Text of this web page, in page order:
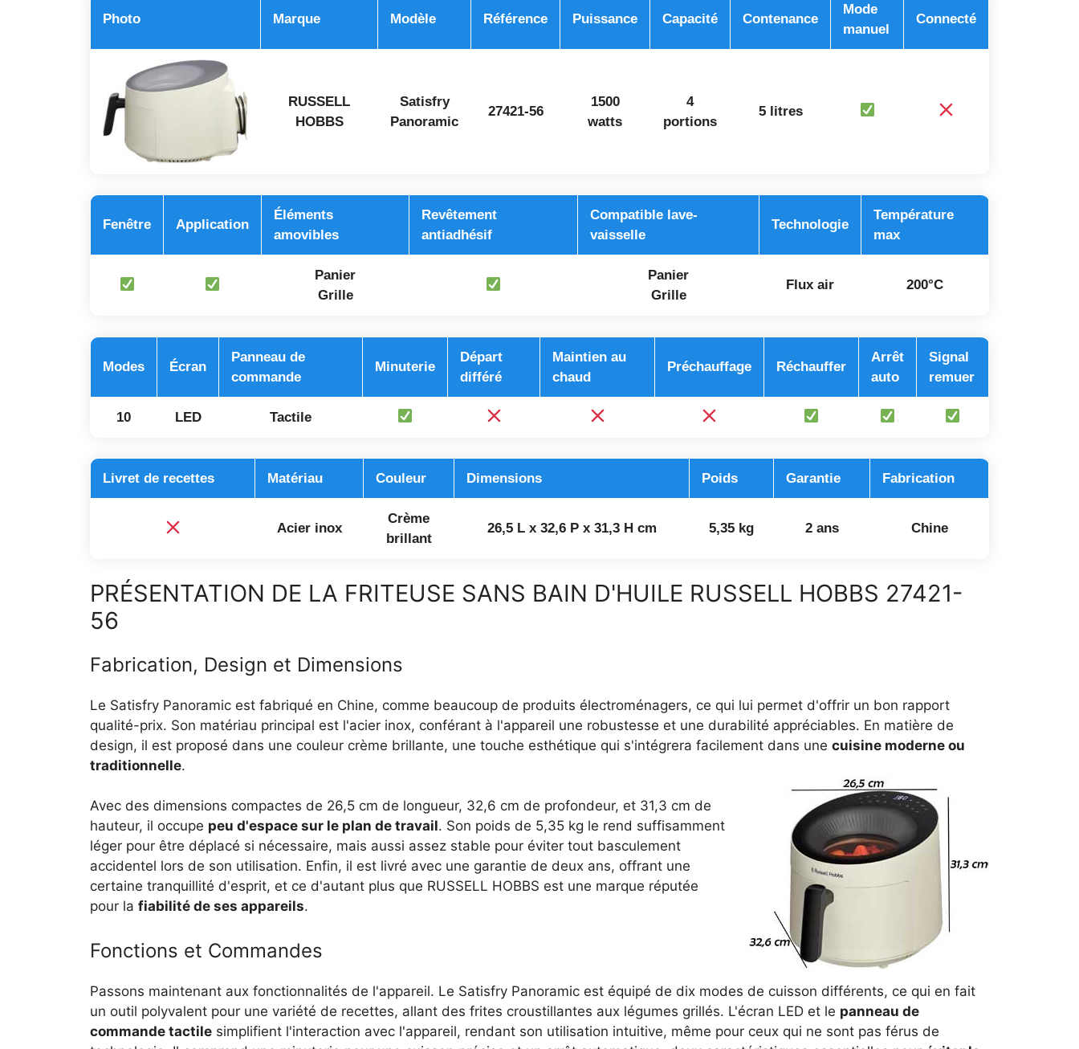
Photo Marque Modèle Référence Puissance Capacité Contenance
Mode
manuel
Connecté
RUSSELL
HOBBS
Satisfry
Panoramic
27421-56
1500
watts
4
portions
5 litres
Fenêtre Application
Éléments
amovibles
Revêtement
antiadhésif
Compatible lave-
vaisselle
Technologie
Température
max
Panier
Grille
Panier
Grille
Flux air 200°C
Modes Écran
Panneau de
commande
Minuterie
Départ
différé
Maintien au
chaud
Préchauffage Réchauffer
Arrêt
auto
Signal
remuer
10 LED Tactile
Livret de recettes Matériau Couleur Dimensions Poids Garantie Fabrication
Acier inox
Crème
brillant
26,5 L x 32,6 P x 31,3 H cm 5,35 kg 2 ans Chine
PRÉSENTATION DE LA FRITEUSE SANS BAIN D'HUILE RUSSELL HOBBS 27421-
56
Fabrication, Design et Dimensions
Le Satisfry Panoramic est fabriqué en Chine, comme beaucoup de produits électroménagers, ce qui lui permet d'offrir un bon rapport
qualité-prix. Son matériau principal est l'acier inox, conférant à l'appareil une robustesse et une durabilité appréciables. En matière de
design, il est proposé dans une couleur crème brillante, une touche esthétique qui s'intégrera facilement dans une cuisine moderne ou
traditionnelle.
Avec des dimensions compactes de 26,5 cm de longueur, 32,6 cm de profondeur, et 31,3 cm de
hauteur, il occupe peu d'espace sur le plan de travail. Son poids de 5,35 kg le rend suffisamment
léger pour être déplacé si nécessaire, mais aussi assez stable pour éviter tout basculement
accidentel lors de son utilisation. Enfin, il est livré avec une garantie de deux ans, offrant une
certaine tranquillité d'esprit, et ce d'autant plus que RUSSELL HOBBS est une marque réputée
pour la fiabilité de ses appareils.
Fonctions et Commandes
Passons maintenant aux fonctionnalités de l'appareil. Le Satisfry Panoramic est équipé de dix modes de cuisson différents, ce qui en fait
un outil polyvalent pour une variété de recettes, allant des frites croustillantes aux légumes grillés. L'écran LED et le panneau de
commande tactile simplifient l'interaction avec l'appareil, rendant son utilisation intuitive, même pour ceux qui ne sont pas férus de